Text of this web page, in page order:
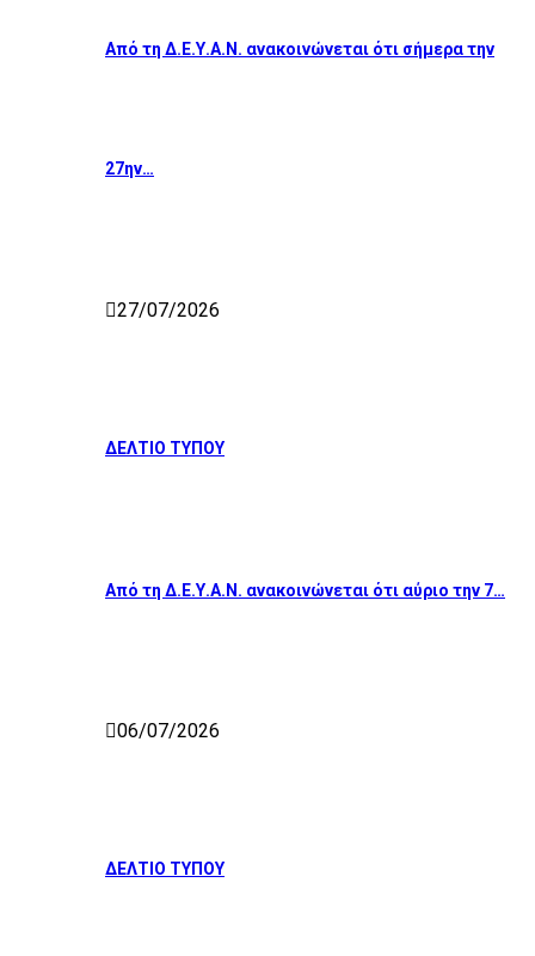
Από τη Δ.Ε.Υ.Α.Ν. ανακοινώνεται ότι σήμερα την
27ην…
27/07/2026
ΔΕΛΤΙΟ ΤΥΠΟΥ
Από τη Δ.Ε.Υ.Α.Ν. ανακοινώνεται ότι αύριο την 7…
06/07/2026
ΔΕΛΤΙΟ ΤΥΠΟΥ